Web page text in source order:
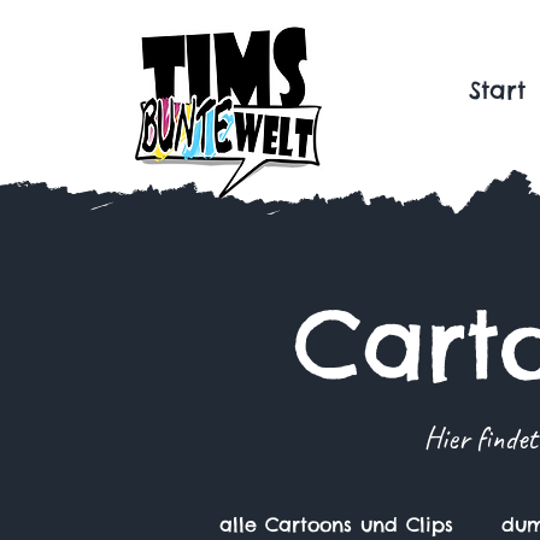
Start
Hier
alle Cartoons und Clips